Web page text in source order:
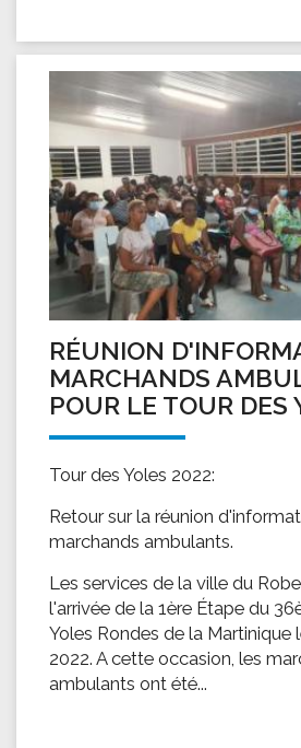
RÉUNION
MARCHANDS
POUR LE TOUR DES
Tour des Yoles 2022:
Retour sur la réunion
marchands ambulants.
Les services de la ville du
l'arrivée de la 1ère Étape du
Yoles Rondes de la Martinique
2022. A cette occasion, les
ambulants ont été...